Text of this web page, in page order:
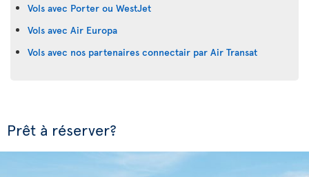
Vols avec Porter ou WestJet
Vols avec Air Europa
Vols avec nos partenaires connectair par Air Transat
Prêt à réserver?